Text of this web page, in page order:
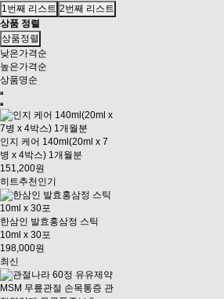
1번째 리스트 2번째 리스트
상품 정렬
상품정렬
낮은가격순
높은가격순
상품명순
인지 케어 140ml(20ml x 7
병 x 4박스) 1개월분
151,200원
히트추천 인기
한삼인 발효홍삼정 스틱
10ml x 30포
198,000원
최신